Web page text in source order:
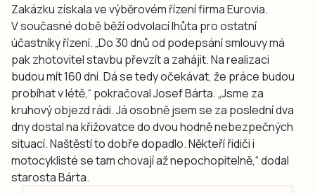
Zakázku získala ve výběrovém řízení firma Eurovia.
V současné době běží odvolací lhůta pro ostatní
účastníky řízení. „Do 30 dnů od podepsání smlouvy má
pak zhotovitel stavbu převzít a zahájit. Na realizaci
budou mít 160 dní. Dá se tedy očekávat, že práce budou
probíhat v létě,“ pokračoval Josef Bárta. „Jsme za
kruhový objezd rádi. Já osobně jsem se za poslední dva
dny dostal na křižovatce do dvou hodně nebezpečných
situací. Naštěstí to dobře dopadlo. Někteří řidiči i
motocyklisté se tam chovají až nepochopitelně,“ dodal
starosta Bárta.